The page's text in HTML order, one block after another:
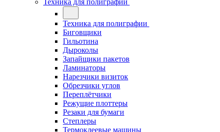
Техника для полиграфии
Техника для полиграфии
Биговщики
Гильотина
Дыроколы
Запайщики пакетов
Ламинаторы
Нарезчики визиток
Обрезчики углов
Переплётчики
Режущие плоттеры
Резаки для бумаги
Степлеры
Термоклеевые машины